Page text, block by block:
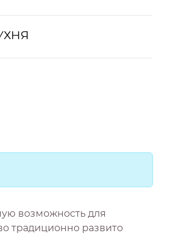
возможность для
традиционно развито